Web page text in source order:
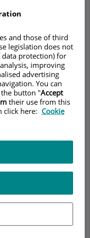
Dr.
INTERNA
Dades d'interès
hoy en día uno
más
En España se
cada cuatro
siete
and those of third
legislation does not
data protection) for
improving
advertising
You can
button "Accept
their use from this
click here: Cookie